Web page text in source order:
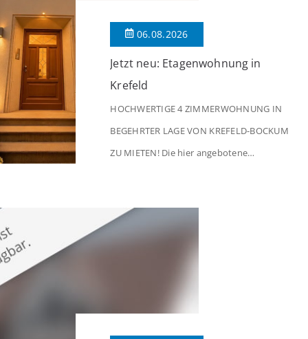
06.08.2026
Jetzt neu: Etagenwohnung in
Krefeld
HOCHWERTIGE 4 ZIMMERWOHNUNG IN
BEGEHRTER LAGE VON KREFELD-BOCKUM
ZU MIETEN! Die hier angebotene
in begehrter Wohnlage von Krefeld-Bockum.